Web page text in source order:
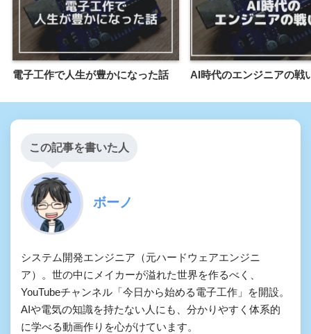
電子工作で人生が豊かになった話 AI時代のエンジニアの戦
この記事を書いた人
ボーノ
システム開発エンジニア（元ハードウェアエンジニ
ア）。世の中にメイカーが溢れた世界を作るべく、
YouTubeチャンネル「今日から始める電子工作」を開設。
AIや電気の知識を持たない人にも、分かりやすく体系的
に学べる動画作りを心がけています。